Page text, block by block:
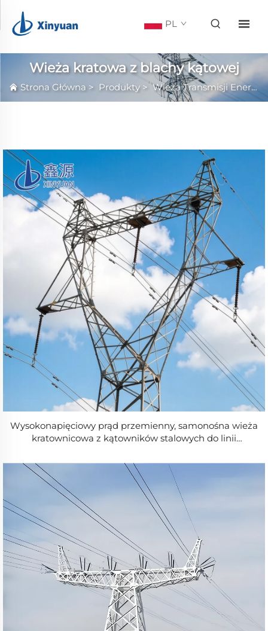
PL
Wieża kratowa z blachy kątowej
Strona Główna > Produkty >Wieża Transmisji Energetycznej
Wysokonapięciowy prąd przemienny, samonośna wieża
kratownicowa z kątowników stalowych do linii